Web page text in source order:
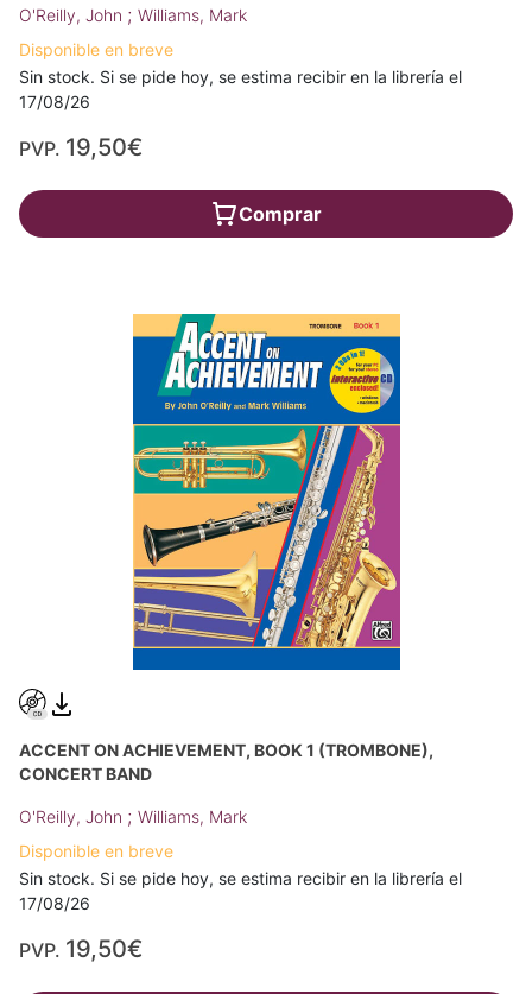
O'Reilly, John ; Williams, Mark
Disponible en breve
Sin stock. Si se pide hoy, se estima recibir en la librería el
17/08/26
PVP. 19,50€
Comprar
ACCENT ON ACHIEVEMENT, BOOK 1 (TROMBONE),
CONCERT BAND
O'Reilly, John ; Williams, Mark
Disponible en breve
Sin stock. Si se pide hoy, se estima recibir en la librería el
17/08/26
PVP. 19,50€